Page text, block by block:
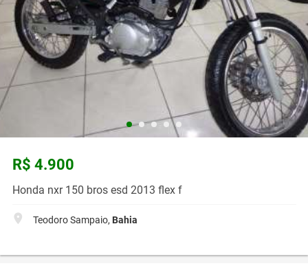
R$ 4.900
Honda nxr 150 bros esd 2013 flex f
Teodoro Sampaio, Bahia